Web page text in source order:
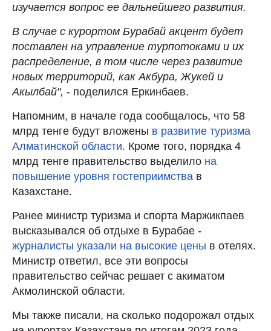
изучается вопрос ее дальнейшего развития.
В случае с курортом Бурабай акцент будет
поставлен на управление турпотоками и их
распределение, в том числе через развитие
новых территорий, как Акбура, Жукей и
Акылбай", - поделился Еркинбаев.
Напомним, в начале года сообщалось, что 58
млрд тенге будут вложены в развитие туризма
Алматинской области. Кроме того, порядка 4
млрд тенге правительство выделило на
повышение уровня гостеприимства в
Казахстане.
Ранее министр туризма и спорта Маржикпаев
высказывался об отдыхе в Бурабае -
журналисты указали на высокие цены в отелях.
Министр ответил, все эти вопросы
правительство сейчас решает с акиматом
Акмолинской области.
Мы также писали, на сколько подорожал отдых